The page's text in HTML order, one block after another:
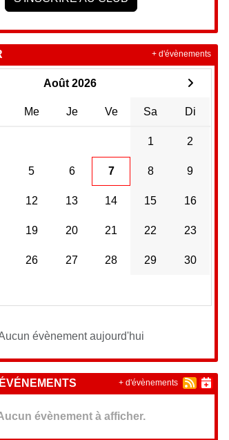
Août 2026
Me Je Ve Sa Di
1 2
5 6 7 8 9
12 13 14 15 16
19 20 21 22 23
26 27 28 29 30
évènement aujourd'hui
+ d'évènements
évènement à afficher.
+ d'évènements